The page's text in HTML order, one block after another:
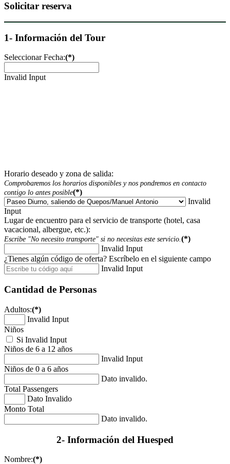
Solicitar reserva
1- Información del Tour
Seleccionar Fecha:(*)
Invalid Input
Horario deseado y zona de salida:
Comprobaremos los horarios disponibles y nos pondremos en contacto
contigo lo antes posible(*)
Invalid
Input
Lugar de encuentro para el servicio de transporte (hotel, casa
vacacional, albergue, etc.):
Escribe "No necesito transporte" si no necesitas este servicio.(*)
Invalid Input
¿Tienes algún código de oferta? Escríbelo en el siguiente campo
Invalid Input
Cantidad de Personas
Adultos:(*)
Invalid Input
Niños
Si Invalid Input
Niños de 6 a 12 años
Invalid Input
Niños de 0 a 6 años
Dato invalido.
Total Passengers
Dato Invalido
Monto Total
Dato invalido.
2- Información del Huesped
Nombre:(*)